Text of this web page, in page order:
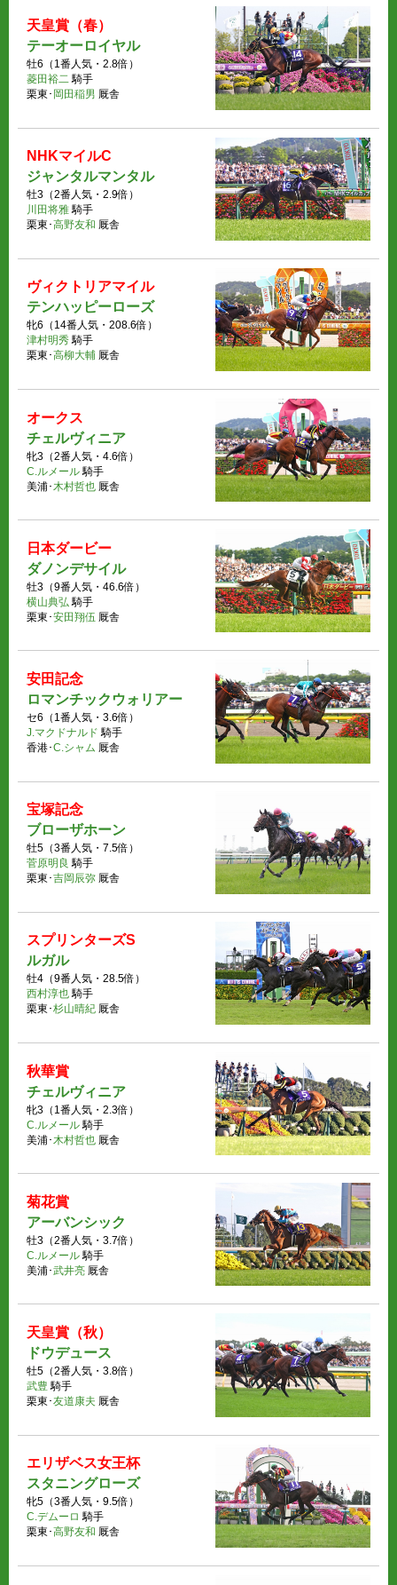
天皇賞（春）
テーオーロイヤル
牡6（1番人気・2.8倍）
菱田裕二 騎手
栗東･ 岡田稲男 厩舎
NHKマイルC
ジャンタルマンタル
牡3（2番人気・2.9倍）
川田将雅 騎手
栗東･高野友和 厩舎
ヴィクトリアマイル
テンハッピーローズ
牝6（14番人気・208.6倍）
津村明秀 騎手
栗東･高柳大輔 厩舎
オークス
チェルヴィニア
牝3（2番人気・4.6倍）
C.ルメール 騎手
美浦･ 木村哲也 厩舎
日本ダービー
ダノンデサイル
牡3（9番人気・46.6倍）
横山典弘 騎手
栗東･安田翔伍 厩舎
安田記念
ロマンチックウォリアー
セ6（1番人気・3.6倍）
J.マクドナルド 騎手
香港･C.シャム 厩舎
宝塚記念
ブローザホーン
牡5（3番人気・7.5倍）
菅原明良 騎手
栗東･吉岡辰弥 厩舎
スプリンターズS
ルガル
牡4（9番人気・28.5倍）
西村淳也 騎手
栗東･杉山晴紀 厩舎
秋華賞
チェルヴィニア
牝3（1番人気・2.3倍）
C.ルメール 騎手
美浦･ 木村哲也 厩舎
菊花賞
アーバンシック
牡3（2番人気・3.7倍）
C.ルメール 騎手
美浦･武井亮 厩舎
天皇賞（秋）
ドウデュース
牡5（2番人気・3.8倍）
武豊 騎手
栗東･友道康夫 厩舎
エリザベス女王杯
スタニングローズ
牝5（3番人気・9.5倍）
C.デムーロ 騎手
栗東･高野友和 厩舎